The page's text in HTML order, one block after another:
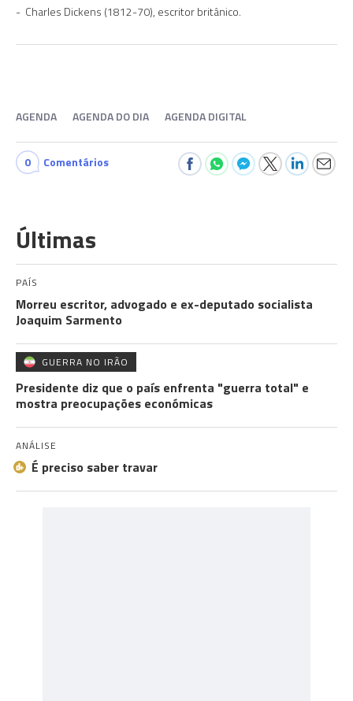
Charles Dickens (1812-70), escritor britânico.
AGENDA AGENDA DO DIA AGENDA DIGITAL
0 Comentários
Últimas
PAÍS
Morreu escritor, advogado e ex-deputado socialista
Joaquim Sarmento
GUERRA NO IRÃO
Presidente diz que o país enfrenta "guerra total" e
mostra preocupações económicas
ANÁLISE
É preciso saber travar